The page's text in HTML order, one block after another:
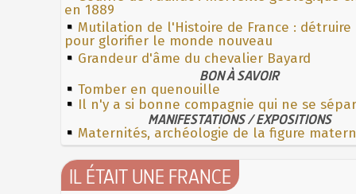
en 1889
Mutilation de l'Histoire de France : détruire
pour glorifier le monde nouveau
Grandeur d'âme du chevalier Bayard
BON À SAVOIR
Tomber en quenouille
Il n'y a si bonne compagnie qui ne se
MANIFESTATIONS / EXPOSITIONS
Maternités, archéologie de la figure
IL ÉTAIT UNE FRANCE